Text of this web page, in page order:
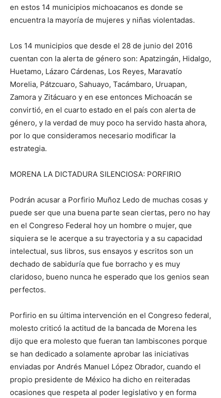
en estos 14 municipios michoacanos es donde se
encuentra la mayoría de mujeres y niñas violentadas.
Los 14 municipios que desde el 28 de junio del 2016
cuentan con la alerta de género son: Apatzingán, Hidalgo,
Huetamo, Lázaro Cárdenas, Los Reyes, Maravatío
Morelia, Pátzcuaro, Sahuayo, Tacámbaro, Uruapan,
Zamora y Zitácuaro y en ese entonces Michoacán se
convirtió, en el cuarto estado en el país con alerta de
género, y la verdad de muy poco ha servido hasta ahora,
por lo que consideramos necesario modificar la
estrategia.
MORENA LA DICTADURA SILENCIOSA: PORFIRIO
Podrán acusar a Porfirio Muñoz Ledo de muchas cosas y
puede ser que una buena parte sean ciertas, pero no hay
en el Congreso Federal hoy un hombre o mujer, que
siquiera se le acerque a su trayectoria y a su capacidad
intelectual, sus libros, sus ensayos y escritos son un
dechado de sabiduría que fue borracho y es muy
claridoso, bueno nunca he esperado que los genios sean
perfectos.
Porfirio en su última intervención en el Congreso federal,
molesto criticó la actitud de la bancada de Morena les
dijo que era molesto que fueran tan lambiscones porque
se han dedicado a solamente aprobar las iniciativas
enviadas por Andrés Manuel López Obrador, cuando el
propio presidente de México ha dicho en reiteradas
ocasiones que respeta al poder legislativo y en forma